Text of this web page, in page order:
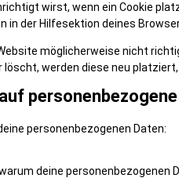
wirst, wenn ein Cookie
in der Hilfesektion deines
möglicherweise nicht
löscht, werden diese neu
personenbezogenen Daten:
deine